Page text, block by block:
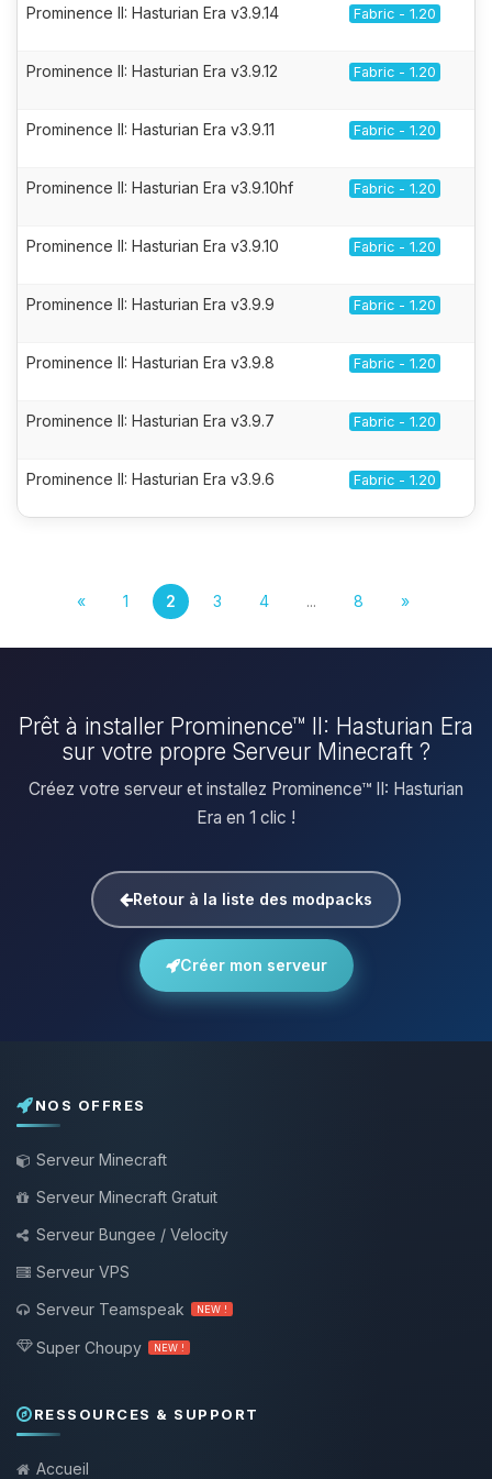
Prominence II: Hasturian Era v3.9.14 Fabric - 1.20
Prominence II: Hasturian Era v3.9.12 Fabric - 1.20
Prominence II: Hasturian Era v3.9.11 Fabric - 1.20
Prominence II: Hasturian Era v3.9.10hf Fabric - 1.20
Prominence II: Hasturian Era v3.9.10 Fabric - 1.20
Prominence II: Hasturian Era v3.9.9 Fabric - 1.20
Prominence II: Hasturian Era v3.9.8 Fabric - 1.20
Prominence II: Hasturian Era v3.9.7 Fabric - 1.20
Prominence II: Hasturian Era v3.9.6 Fabric - 1.20
« 1 2 3 4 ... 8 »
Prêt à installer Prominence™ II: Hasturian Era
sur votre propre Serveur Minecraft ?
Créez votre serveur et installez Prominence™ II: Hasturian
Era en 1 clic !
Retour à la liste des modpacks
Créer mon serveur
NOS OFFRES
Serveur Minecraft
Serveur Minecraft Gratuit
Serveur Bungee / Velocity
Serveur VPS
Serveur Teamspeak
NEW !
Super Choupy NEW !
RESSOURCES & SUPPORT
Accueil